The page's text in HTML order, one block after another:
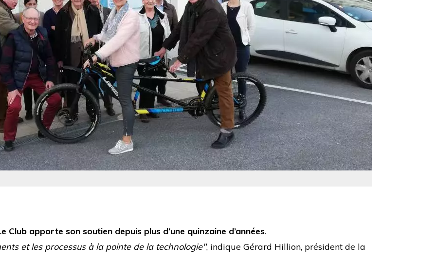
Club apporte son soutien depuis plus d’une quinzaine d’années.
et les processus à la pointe de la technologie", indique Gérard Hillion, président de la